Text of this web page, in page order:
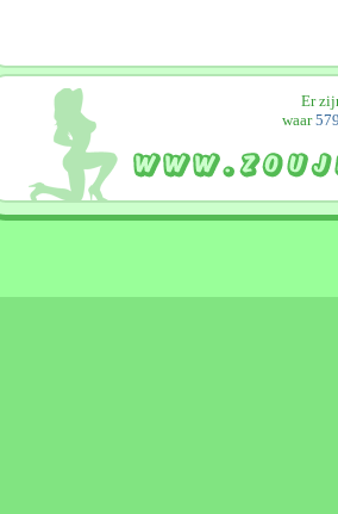
Er
waar